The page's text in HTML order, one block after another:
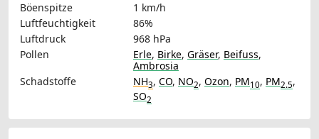
Böenspitze
1 km/h
Luftfeuchtigkeit
86%
Luftdruck
968 hPa
Pollen
Erle, Birke, Gräser, Beifuss,
Ambrosia
Schadstoffe
NH3, CO, NO2, Ozon, PM10, PM2.5,
SO2